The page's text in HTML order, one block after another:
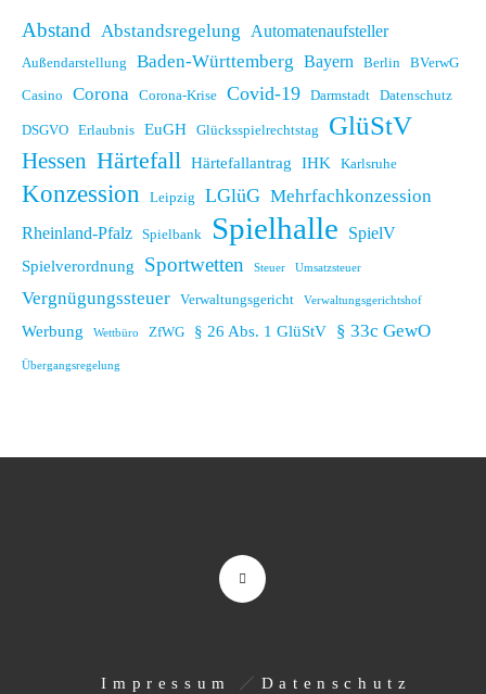
Abstand Abstandsregelung Automatenaufsteller
Außendarstellung Baden-Württemberg Bayern Berlin BVerwG
Casino Corona Corona-Krise Covid-19 Darmstadt Datenschutz
DSGVO Erlaubnis EuGH Glücksspielrechtstag GlüStV
Hessen Härtefall Härtefallantrag IHK Karlsruhe
Konzession Leipzig LGlüG Mehrfachkonzession
Rheinland-Pfalz Spielbank Spielhalle SpielV
Spielverordnung Sportwetten Steuer Umsatzsteuer
Vergnügungssteuer Verwaltungsgericht Verwaltungsgerichtshof
Werbung Wettbüro ZfWG § 26 Abs. 1 GlüStV § 33c GewO
Übergangsregelung
Impressum Datenschutz